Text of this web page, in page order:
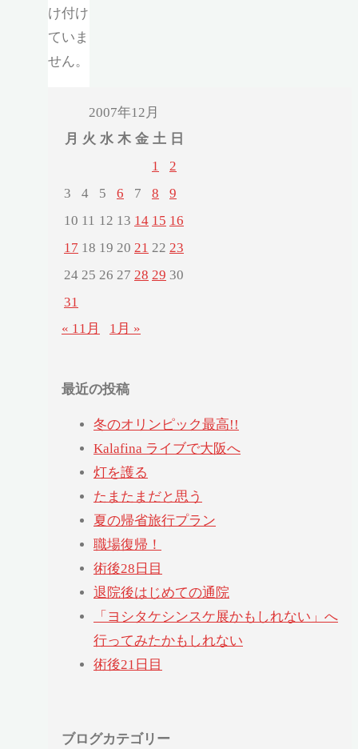
け付け
ていま
せん。
2007年12月
月 火 水 木 金 土 日
1
2
3
4 5 6 7 8
9
10 11 12 13 14 15 16
17 18 19 20 21 22 23
24 25 26 27 28 29 30
31
« 11月
1月 »
最近の投稿
冬のオリンピック最高!!
Kalafina ライブで大阪へ
灯を護る
たまたまだと思う
夏の帰省旅行プラン
職場復帰！
術後28日目
退院後はじめての通院
「ヨシタケシンスケ展かもしれない」へ
行ってみたかもしれない
術後21日目
ブログカテゴリー